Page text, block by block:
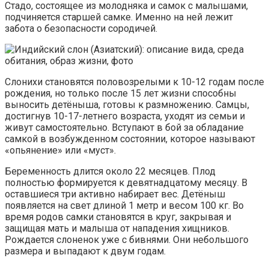
Стадо, состоящее из молодняка и самок с малышами,
подчиняется старшей самке. Именно на ней лежит
забота о безопасности сородичей.
Слонихи становятся половозрелыми к 10-12 годам после
рождения, но только после 15 лет жизни способны
выносить детёныша, готовы к размножению. Самцы,
достигнув 10-17-летнего возраста, уходят из семьи и
живут самостоятельно. Вступают в бой за обладание
самкой в возбужденном состоянии, которое называют
«опьянение» или «муст».
Беременность длится около 22 месяцев. Плод
полностью формируется к девятнадцатому месяцу. В
оставшиеся три активно набирает вес. Детёныш
появляется на свет длиной 1 метр и весом 100 кг. Во
время родов самки становятся в круг, закрывая и
защищая мать и малыша от нападения хищников.
Рождается слоненок уже с бивнями. Они небольшого
размера и выпадают к двум годам.